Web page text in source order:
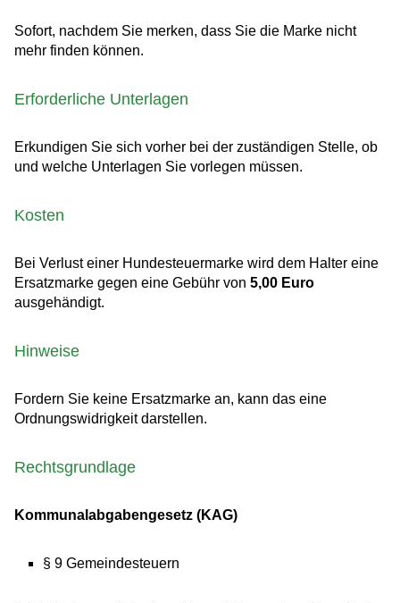
Sofort, nachdem Sie merken, dass Sie die Marke nicht
mehr finden können.
Erforderliche Unterlagen
Erkundigen Sie sich vorher bei der zuständigen Stelle, ob
und welche Unterlagen Sie vorlegen müssen.
Kosten
Bei Verlust einer Hundesteuermarke wird dem Halter eine
Ersatzmarke gegen eine Gebühr von 5,00 Euro
ausgehändigt.
Hinweise
Fordern Sie keine Ersatzmarke an, kann das eine
Ordnungswidrigkeit darstellen.
Rechtsgrundlage
Kommunalabgabengesetz (KAG)
§ 9 Gemeindesteuern